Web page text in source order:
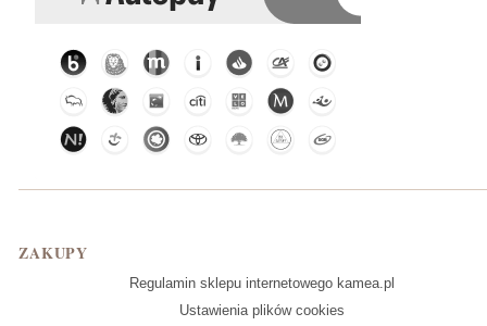
Linki w stopce
ZAKUPY
Regulamin sklepu internetowego kamea.pl
Ustawienia plików cookies